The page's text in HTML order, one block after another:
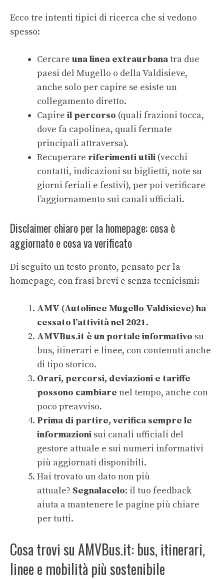
Ecco tre intenti tipici di ricerca che si vedono
spesso:
Cercare una linea extraurbanatra due
paesi del Mugello o della Valdisieve,
anche solo per capire se esiste un
collegamento diretto.
Capire il percorso (quali frazioni tocca,
dove fa capolinea, quali fermate
principali attraversa).
Recuperare riferimenti utili (vecchi
contatti, indicazioni su biglietti, note su
giorni feriali e festivi), per poi verificare
l’aggiornamento sui canali ufficiali.
Disclaimer chiaro per la homepage: cosa è
aggiornato e cosa va verificato
Di seguito un testo pronto, pensato per la
homepage, con frasi brevi e senza tecnicismi:
AMV (Autolinee Mugello Valdisieve) ha
cessato l’attività nel 2021.
AMVBus.it è un portale informativo su
bus, itinerari e linee, con contenuti anche
di tipo storico.
Orari, percorsi, deviazioni e tariffe
possono cambiare nel tempo, anche con
poco preavviso.
Prima di partire, verifica sempre le
informazioni sui canali ufficiali del
gestore attuale e sui numeri informativi
più aggiornati disponibili.
Hai trovato un dato non più
attuale? Segnalacelo: il tuo feedback
aiuta a mantenere le pagine più chiare
per tutti.
Cosa trovi su AMVBus.it: bus, itinerari,
linee e mobilità più sostenibile